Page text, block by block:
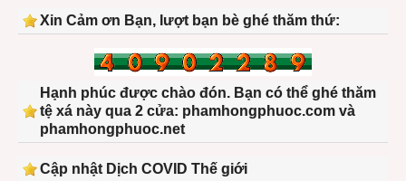
Xin Cảm ơn Bạn, lượt bạn bè ghé thăm thứ:
Hạnh phúc được chào đón. Bạn có thể ghé thăm
tệ xá này qua 2 cửa: phamhongphuoc.com và
phamhongphuoc.net
Cập nhật Dịch COVID Thế giới